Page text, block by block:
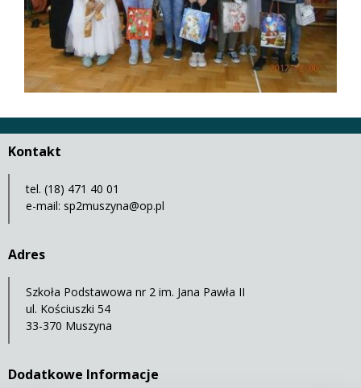
Kontakt
tel. (18) 471 40 01
e-mail: sp2muszyna@op.pl
Adres
Szkoła Podstawowa nr 2 im. Jana Pawła II
ul. Kościuszki 54
33-370 Muszyna
Dodatkowe Informacje